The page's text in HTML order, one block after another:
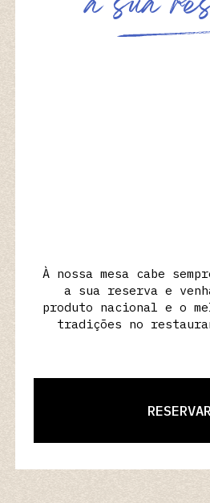
a sua re
À nossa mesa cabe
a sua reserva e
produto nacional e o
tradições no
RESERVAR